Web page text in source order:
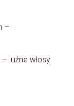
–
luźne włosy